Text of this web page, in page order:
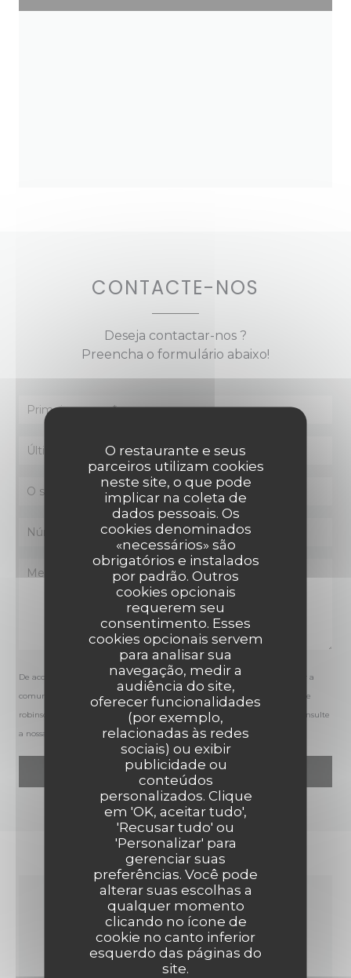
O restaurante e seus
parceiros utilizam cookies
neste site, o que pode
implicar na coleta de
dados pessoais. Os
cookies denominados
«necessários» são
obrigatórios e instalados
por padrão. Outros
cookies opcionais
requerem seu
consentimento. Esses
cookies opcionais servem
para analisar sua
navegação, medir a
audiência do site,
oferecer funcionalidades
(por exemplo,
relacionadas às redes
sociais) ou exibir
publicidade ou
conteúdos
personalizados. Clique
em 'OK, aceitar tudo',
'Recusar tudo' ou
'Personalizar' para
gerenciar suas
preferências. Você pode
alterar suas escolhas a
qualquer momento
clicando no ícone de
cookie no canto inferior
esquerdo das páginas do
site.
CONTACTE-NOS
Deseja contactar-nos ?
Preencha o formulário abaixo!
De acordo com a legislação de proteção de dados, tem o direito de se opor a
comunicações de marketing. Pode registar-se na Lista Robinson através de
robinson.pt
. Para mais informações sobre o tratamento dos seus dados, consulte
a nossa
política de privacidade.
INFORMAÇÕES GERAIS
TIPO DE EMPRESA